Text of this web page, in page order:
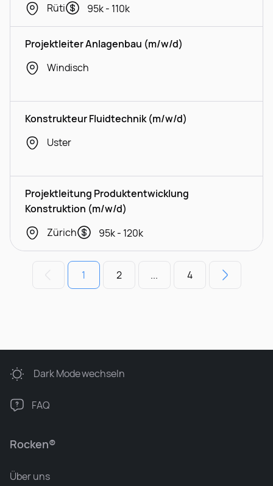
Rüti
95k - 110k
Projektleiter Anlagenbau (m/w/d)
Windisch
Konstrukteur Fluidtechnik (m/w/d)
Uster
Projektleitung Produktentwicklung
Konstruktion (m/w/d)
Zürich
95k - 120k
1 2 ... 4
Rocken®
Über uns
Dark Modewechseln
FAQ